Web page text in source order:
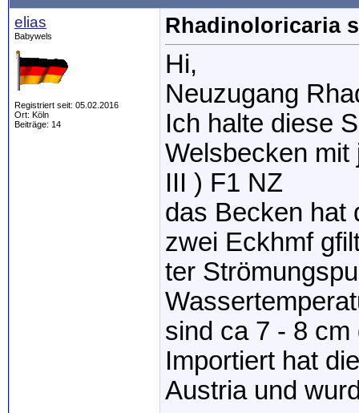
elias
Babywels
Registriert seit: 05.02.2016
Ort: Köln
Beiträge: 14
Rhadinoloricaria
Hi,
Neuzugang
Ich halte diese
Welsbecken mit
III ) F1 NZ
das Becken hat
zwei Eckhmf
ter
sind ca 7 - 8 cm
Importiert hat
Austria und